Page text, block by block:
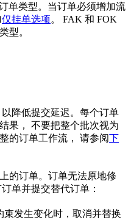
单类型。当订单必须增加流
仅挂单选项。 FAK 和 FOK
型。
降低提交延迟。每个订单
果， 不要把整个批次视为
的订单工作流， 请参阅下
的订单。订单无法原地修
单并提交替代订单：
发生变化时，取消并替换